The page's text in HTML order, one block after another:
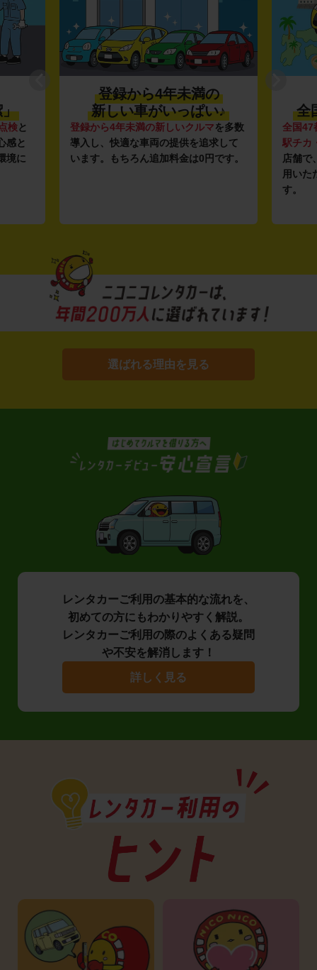
」
検と
感と
境に
登録から4年未満の
新しい車がいっぱい♪
登録から4年未満の新しいクルマを多数
導入し、快適な車両の提供を追求して
います。もちろん追加料金は0円です。
全
全国47
駅チカ
店舗で
用いた
す。
選ばれる理由を見る
レンタカーご利用の基本的な流れを、
初めての方にもわかりやすく解説。
レンタカーご利用の際のよくある疑問
や不安を解消します！
詳しく見る